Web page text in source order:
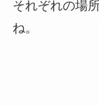
それぞれの場
ね。